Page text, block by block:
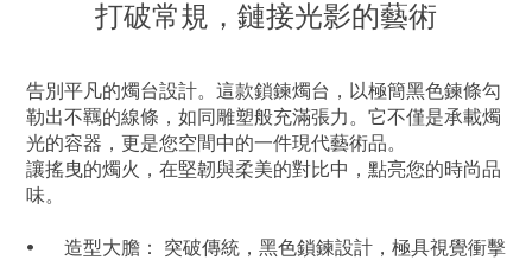
打破常規，鏈接光影的藝術
告別平凡的燭台設計。這款鎖鍊燭台，以極簡黑色鍊條勾
勒出不羈的線條，如同雕塑般充滿張力。它不僅是承載燭
光的容器，更是您空間中的一件現代藝術品。
讓搖曳的燭火，在堅韌與柔美的對比中，點亮您的時尚品
味。
•
造型大膽： 突破傳統，黑色鎖鍊設計，極具視覺衝擊